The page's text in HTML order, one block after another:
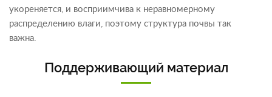
укореняется, и восприимчива к неравномерному
распределению влаги, поэтому структура почвы так
важна.
Поддерживающий материал